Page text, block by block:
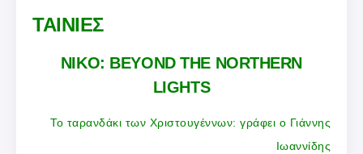
ΤΑΙΝΙΕΣ
NIKO: BEYOND THE NORTHERN
LIGHTS
Το ταρανδάκι των Χριστουγέννων: γράφει ο Γιάννης
Ιωαννίδης